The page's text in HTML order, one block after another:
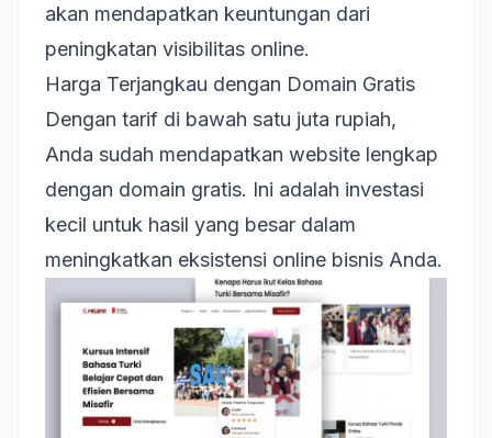
akan mendapatkan keuntungan dari
peningkatan visibilitas online.
Harga Terjangkau dengan Domain Gratis
Dengan tarif di bawah satu juta rupiah,
Anda sudah mendapatkan website lengkap
dengan domain gratis. Ini adalah investasi
kecil untuk hasil yang besar dalam
meningkatkan eksistensi online bisnis Anda.